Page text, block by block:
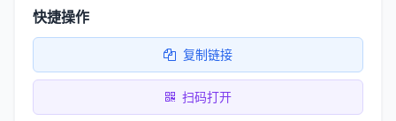
快捷操作
复制链接
扫码打开